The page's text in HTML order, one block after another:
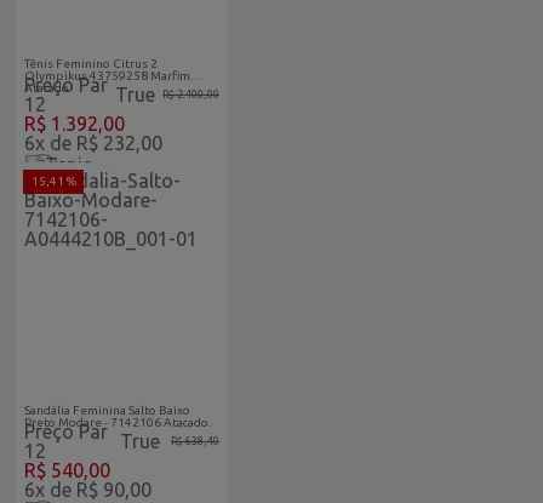
Tênis Feminino Citrus 2
Olympikus 43759258 Marfim
Atacado
Preço Par
12
True R$ 2.400,00
R$ 1.392,00
6x de R$ 232,00
15,41 %
Sandália Feminina Salto Baixo
Preto Modare - 7142106 Atacado.
Preço Par
12
True R$ 638,40
R$ 540,00
6x de R$ 90,00